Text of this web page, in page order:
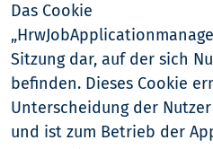
Das Cookie
Sitzung dar, auf der sich
befinden. Dieses Cookie
Unterscheidung der
und ist zum Betrieb der